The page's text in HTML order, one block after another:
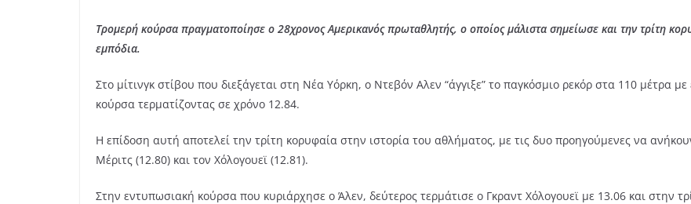
Τρομερή κούρσα πραγματοποίησε ο 28χρονος Αμερικανός πρωταθλητής, ο οποίος μάλιστα σημείωσε και την τρίτη
εμπόδια.
Στο μίτινγκ στίβου που διεξάγεται στη Νέα Υόρκη, ο Ντεβόν Αλεν “άγγιξε” το παγκόσμιο ρεκόρ στα 110 μέτρα
κούρσα τερματίζοντας σε χρόνο 12.84.
Η επίδοση αυτή αποτελεί την τρίτη κορυφαία στην ιστορία του αθλήματος, με τις δυο προηγούμενες να
Μέριτς (12.80) και τον Χόλογουεϊ (12.81).
Στην εντυπωσιακή κούρσα που κυριάρχησε ο Άλεν, δεύτερος τερμάτισε ο Γκραντ Χόλογουεϊ με 13.06 και στην